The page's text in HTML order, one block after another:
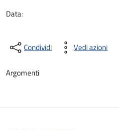
Data:
Condividi Vedi azioni
Argomenti